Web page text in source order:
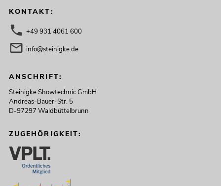
KONTAKT:
+49 931 4061 600
info@steinigke.de
ANSCHRIFT:
Steinigke Showtechnic GmbH
Andreas-Bauer-Str. 5
D-97297 Waldbüttelbrunn
ZUGEHÖRIGKEIT: